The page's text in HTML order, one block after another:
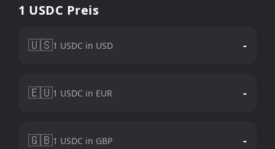
1 USDC Preis
🇺🇸1 USDC in USD -
🇪🇺1 USDC in EUR -
🇬🇧1 USDC in GBP -